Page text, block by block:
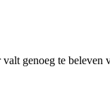
genoeg te